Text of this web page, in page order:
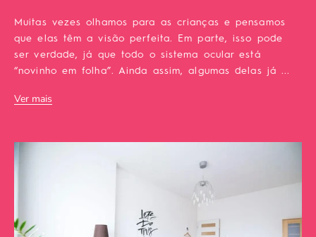
Muitas vezes olhamos para as crianças e pensamos
que elas têm a visão perfeita. Em parte, isso pode
ser verdade, já que todo o sistema ocular está
“novinho em folha”. Ainda assim, algumas delas já ...
Ver mais